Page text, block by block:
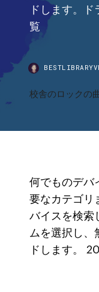
ドします。
覧
校舎のロックの
何でものデバ
要なカテゴリ
バイスを検索
ムを選択し
ドします。